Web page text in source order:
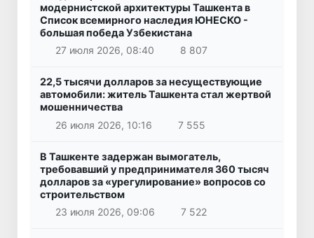
модернистской архитектуры Ташкента в
Список всемирного наследия ЮНЕСКО -
большая победа Узбекистана
27 июля 2026, 08:40
8 807
22,5 тысячи долларов за несуществующие
автомобили: житель Ташкента стал жертвой
мошенничества
26 июля 2026, 10:16
7 555
В Ташкенте задержан вымогатель,
требовавший у предпринимателя 360 тысяч
долларов за «урегулирование» вопросов со
строительством
23 июля 2026, 09:06
7 522